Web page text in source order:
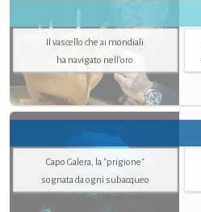
Il vascello che ai mondiali
ha navigato nell’oro
Capo Galera, la "prigione"
sognata da ogni subacqueo